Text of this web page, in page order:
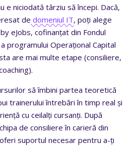
e niciodată târziu să începi. Dacă,
de domeniul IT, poți alege
eJobs, cofinanțat din Fondul
programului Operațional Capital
are mai multe etape (consiliere,
să îmbini partea teoretică
trainerului întrebări în timp real și
cu ceilalți cursanți. După
de consiliere în carieră din
suportul necesar pentru a-ți